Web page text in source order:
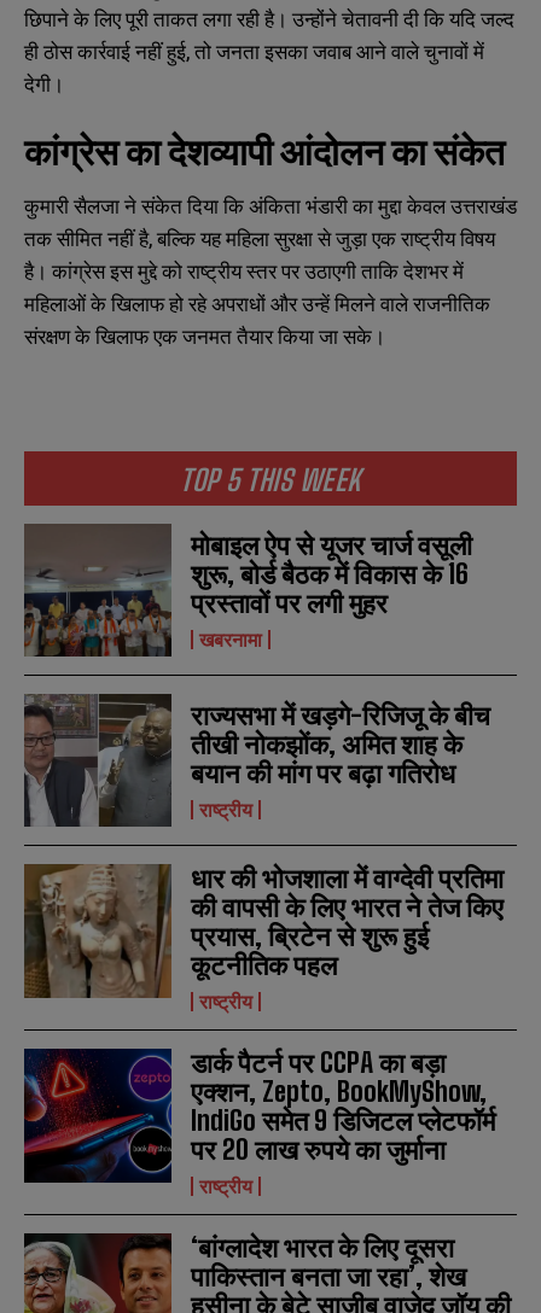
E
N
m
b
e
r
s
SUBMIT
E
N
m
b
e
r
s
SUBMIT
TOP 5 THIS WEEK
मोबाइल ऐप से यूजर चार्ज वसूली
शुरू, बोर्ड बैठक में विकास के 16
प्रस्तावों पर लगी मुहर
खबरनामा
राज्यसभा में खड़गे-रिजिजू के बीच
तीखी नोकझोंक, अमित शाह के
बयान की मांग पर बढ़ा गतिरोध
राष्ट्रीय
धार की भोजशाला में वाग्देवी प्रतिमा
की वापसी के लिए भारत ने तेज किए
प्रयास, ब्रिटेन से शुरू हुई
कूटनीतिक पहल
राष्ट्रीय
डार्क पैटर्न पर CCPA का बड़ा
एक्शन, Zepto, BookMyShow,
IndiGo समेत 9 डिजिटल प्लेटफॉर्म
पर 20 लाख रुपये का जुर्माना
राष्ट्रीय
‘बांग्लादेश भारत के लिए दूसरा
पाकिस्तान बनता जा रहा’, शेख
हसीना के बेटे साजीब वाजेद जॉय की
छिपाने के लिए पूरी ताकत लगा रही है। उन्होंने चेतावनी दी कि यदि जल्द
ही ठोस कार्रवाई नहीं हुई, तो जनता इसका जवाब आने वाले चुनावों में
देगी।
कांग्रेस का देशव्यापी आंदोलन का संकेत
कुमारी सैलजा ने संकेत दिया कि अंकिता भंडारी का मुद्दा केवल उत्तराखंड
तक सीमित नहीं है, बल्कि यह महिला सुरक्षा से जुड़ा एक राष्ट्रीय विषय
है। कांग्रेस इस मुद्दे को राष्ट्रीय स्तर पर उठाएगी ताकि देशभर में
महिलाओं के खिलाफ हो रहे अपराधों और उन्हें मिलने वाले राजनीतिक
संरक्षण के खिलाफ एक जनमत तैयार किया जा सके।